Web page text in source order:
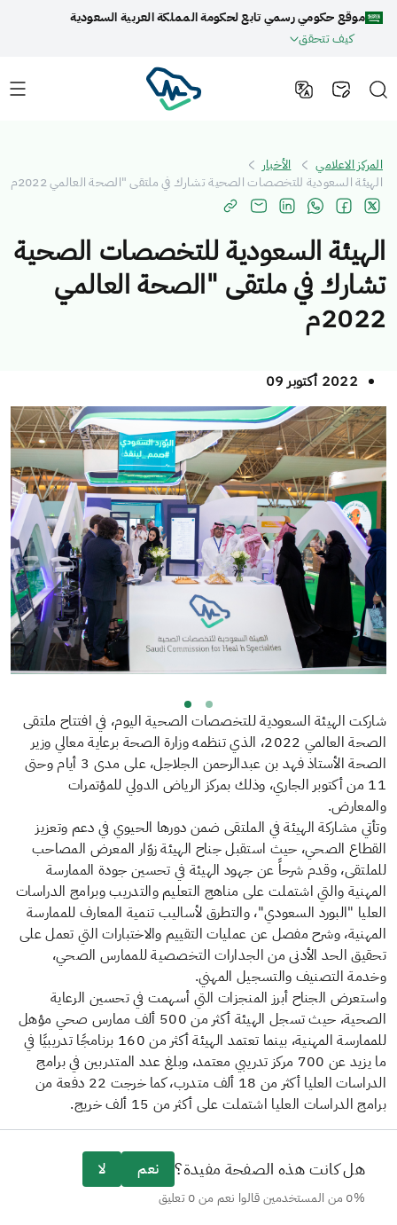
موقع حكومي رسمي تابع لحكومة المملكة العربية السعودية
كيف تتحقق
المركز الاعلامي
الأخبار
الهيئة السعودية للتخصصات الصحية تشارك في ملتقى "الصحة العالمي 2022م
الهيئة السعودية للتخصصات الصحية
تشارك في ملتقى "الصحة العالمي
2022م
2022 أكتوبر 09
شاركت الهيئة السعودية للتخصصات الصحية اليوم، في افتتاح ملتقى
الصحة العالمي 2022، الذي تنظمه وزارة الصحة برعاية معالي وزير
الصحة الأستاذ فهد بن عبدالرحمن الجلاجل، على مدى 3 أيام وحتى
11 من أكتوبر الجاري، وذلك بمركز الرياض الدولي للمؤتمرات
والمعارض.
وتأتي مشاركة الهيئة في الملتقى ضمن دورها الحيوي في دعم وتعزيز
القطاع الصحي، حيث استقبل جناح الهيئة زوّار المعرض المصاحب
للملتقى، وقدم شرحاً عن جهود الهيئة في تحسين جودة الممارسة
المهنية والتي اشتملت على مناهج التعليم والتدريب وبرامج الدراسات
العليا "البورد السعودي"، والتطرق لأساليب تنمية المعارف للممارسة
المهنية، وشرح مفصل عن عمليات التقييم والاختبارات التي تعمل على
تحقيق الحد الأدنى من الجدارات التخصصية للممارس الصحي،
وخدمة التصنيف والتسجيل المهني.
واستعرض الجناح أبرز المنجزات التي أسهمت في تحسين الرعاية
الصحية، حيث تسجل الهيئة أكثر من 500 ألف ممارس صحي مؤهل
للممارسة المهنية، بينما تعتمد الهيئة أكثر من 160 برنامجًا تدريبيًا في
ما يزيد عن 700 مركز تدريبي معتمد، وبلغ عدد المتدربين في برامج
الدراسات العليا أكثر من 18 ألف متدرب، كما خرجت 22 دفعة من
برامج الدراسات العليا اشتملت على أكثر من 15 ألف خريج.
هل كانت هذه الصفحة مفيدة؟ نعم لا
0% من المستخدمين قالوا نعم من 0 تعليق